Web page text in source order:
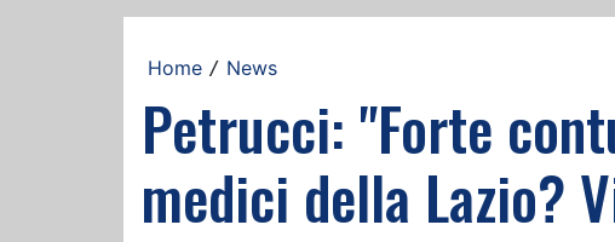
Home / News
Petrucci: "Forte
medici della Lazio?